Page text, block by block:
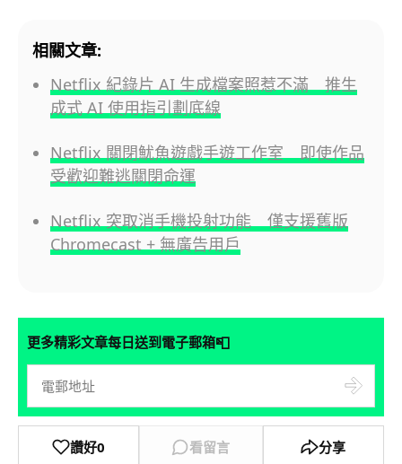
相關文章:
Netflix 紀錄片 AI 生成檔案照惹不滿 推生
成式 AI 使用指引劃底線
Netflix 關閉魷魚遊戲手遊工作室 即使作品
受歡迎難逃關閉命運
Netflix 突取消手機投射功能 僅支援舊版
Chromecast + 無廣告用戶
更多精彩文章每日送到電子郵箱📮
讚好0 看留言 分享